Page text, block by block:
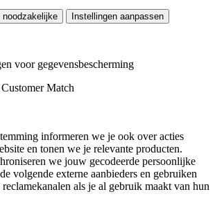
noodzakelijke Instellingen aanpassen
voor gegevensbescherming
Match
informeren we je ook over acties
en tonen we je relevante producten.
we jouw gecodeerde persoonlijke
volgende externe aanbieders en gebruiken
als je al gebruik maakt van hun